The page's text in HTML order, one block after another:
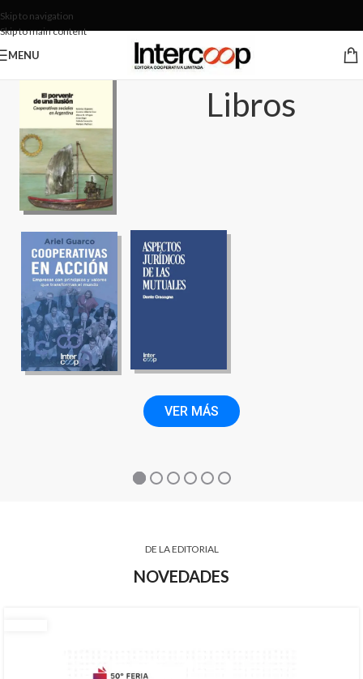
Skip to navigation
Skip to main content
MENU
VER MÁS
Libros
DE LA EDITORIAL
NOVEDADES